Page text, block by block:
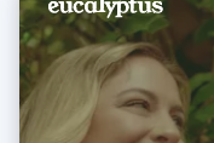
ไทย English
นอร์เวย์
English
นิวซีแลนด์
English
เนเธอร์แลนด์